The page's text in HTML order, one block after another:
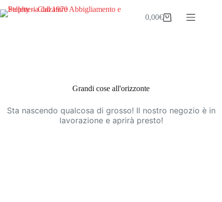
al
Carrello
0,00€
Grandi cose all'orizzonte
Sta nascendo qualcosa di grosso! Il nostro negozio è in
lavorazione e aprirà presto!